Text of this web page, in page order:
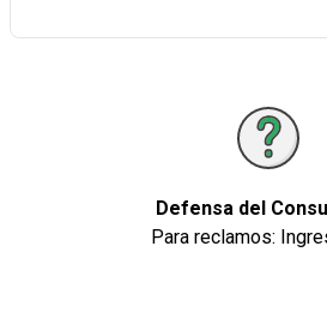
Defensa del
Para reclamos: